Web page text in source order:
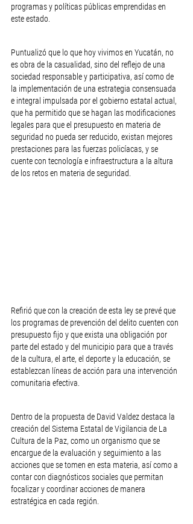
programas y políticas públicas emprendidas en
este estado.
Puntualizó que lo que hoy vivimos en Yucatán, no
es obra de la casualidad, sino del reflejo de una
sociedad responsable y participativa, así como de
la implementación de una estrategia consensuada
e integral impulsada por el gobierno estatal actual,
que ha permitido que se hagan las modificaciones
legales para que el presupuesto en materia de
seguridad no pueda ser reducido, existan mejores
prestaciones para las fuerzas policíacas, y se
cuente con tecnología e infraestructura a la altura
de los retos en materia de seguridad.
Refirió que con la creación de esta ley se prevé que
los programas de prevención del delito cuenten con
presupuesto fijo y que exista una obligación por
parte del estado y del municipio para que a través
de la cultura, el arte, el deporte y la educación, se
establezcan líneas de acción para una intervención
comunitaria efectiva.
Dentro de la propuesta de David Valdez destaca la
creación del Sistema Estatal de Vigilancia de La
Cultura de la Paz, como un organismo que se
encargue de la evaluación y seguimiento a las
acciones que se tomen en esta materia, así como a
contar con diagnósticos sociales que permitan
focalizar y coordinar acciones de manera
estratégica en cada región.